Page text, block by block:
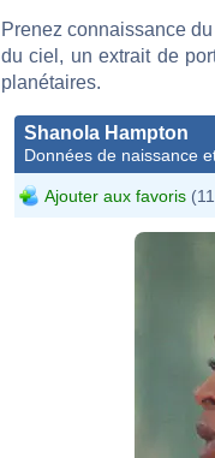
Prenez connaissance
du ciel, un extrait de
planétaires.
Shanola Hampton
Données de naissance
Ajouter aux favoris